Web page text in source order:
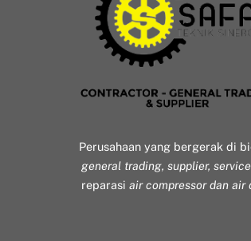
Perusahaan yang bergerak di
general trading, supplier, service
reparasi air compressor dan air